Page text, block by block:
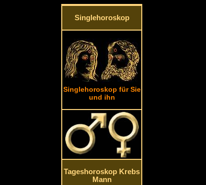
Singlehoroskop
Singlehoroskop für Sie
und ihn
Tageshoroskop Krebs
Mann